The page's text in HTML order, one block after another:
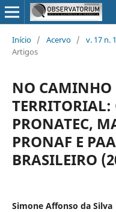
Início / Acervo / v. 17 n.
Artigos
NO CAMINHO
TERRITORIAL:
PRONATEC,
PRONAF E
BRASILEIRO
Simone Affonso da Silva